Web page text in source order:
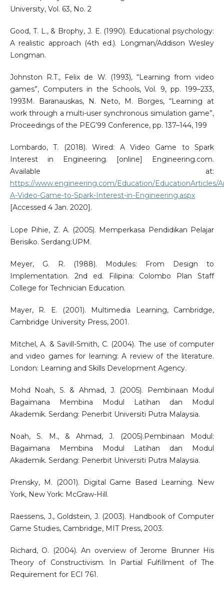
University, Vol. 63, No. 2
Good, T. L., & Brophy, J. E. (1990). Educational psychology:
A realistic approach (4th ed.). Longman/Addison Wesley
Longman.
Johnston R.T., Felix de W. (1993), “Learning from video
games”, Computers in the Schools, Vol. 9, pp. 199–233,
1993M. Baranauskas, N. Neto, M. Borges, “Learning at
work through a multi-user synchronous simulation game”,
Proceedings of the PEG’99 Conference, pp. 137–144, 199
Lombardo, T. (2018). Wired: A Video Game to Spark
Interest in Engineering. [online] Engineering.com.
Available at:
https://www.engineering.com/Education/EducationArticles/
A-Video-Game-to-Spark-Interest-in-Engineering.aspx
[Accessed 4 Jan. 2020].
Lope Pihie, Z. A. (2005). Memperkasa Pendidikan Pelajar
Berisiko. Serdang:UPM.
Meyer, G. R. (1988). Modules: From Design to
Implementation. 2nd ed. Filipina: Colombo Plan Staff
College for Technician Education.
Mayer, R. E. (2001). Multimedia Learning, Cambridge,
Cambridge University Press, 2001.
Mitchel, A. & Savill-Smith, C. (2004). The use of computer
and video games for learning: A review of the literature.
London: Learning and Skills Development Agency.
Mohd Noah, S. & Ahmad, J. (2005). Pembinaan Modul
Bagaimana Membina Modul Latihan dan Modul
Akademik. Serdang: Penerbit Universiti Putra Malaysia.
Noah, S. M., & Ahmad, J. (2005).Pembinaan Modul:
Bagaimana Membina Modul Latihan dan Modul
Akademik. Serdang: Penerbit Universiti Putra Malaysia.
Prensky, M. (2001). Digital Game Based Learning. New
York, New York: McGraw-Hill.
Raessens, J., Goldstein, J. (2003). Handbook of Computer
Game Studies, Cambridge, MIT Press, 2003.
Richard, O. (2004). An overview of Jerome Brunner His
Theory of Constructivism. In Partial Fulfillment of The
Requirement for ECI 761.